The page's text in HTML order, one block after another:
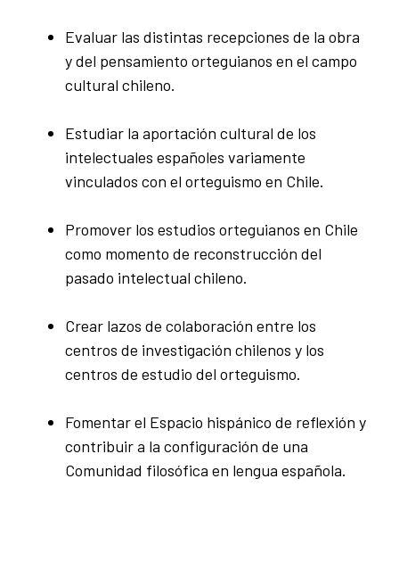
Evaluar las distintas recepciones de la obra
y del pensamiento orteguianos en el campo
cultural chileno.
Estudiar la aportación cultural de los
intelectuales españoles variamente
vinculados con el orteguismo en Chile.
Promover los estudios orteguianos en Chile
como momento de reconstrucción del
pasado intelectual chileno.
Crear lazos de colaboración entre los
centros de investigación chilenos y los
centros de estudio del orteguismo.
Fomentar el Espacio hispánico de reflexión y
contribuir a la configuración de una
Comunidad filosófica en lengua española.